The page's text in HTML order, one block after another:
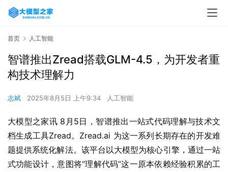
首页 人工智能
智谱推出Zread搭载GLM-4.5，为开发者重
构技术理解力
志斌 2025年8月5日 上午9:34 人工智能
大模型之家讯 8月5日，智谱推出一站式代码理解与技术文
档生成工具Zread。Zread.ai 为这一系列长期存在的开发难
题提供系统化解法。该平台以大模型为核心引擎，通过一站
式功能设计，意图将“理解代码”这一原本依赖经验积累的工